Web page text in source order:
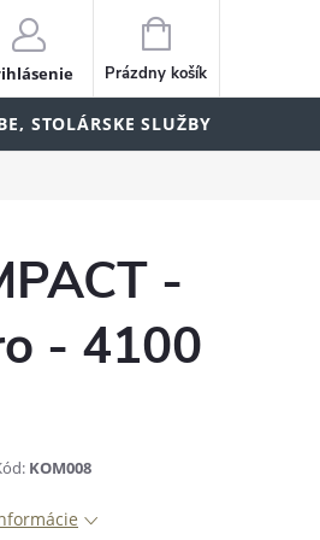
NÁKUPNÝ
KOŠÍK
Prázdny košík
STOLÁRSKE SLUŽBY
-
- 4100
KOM008